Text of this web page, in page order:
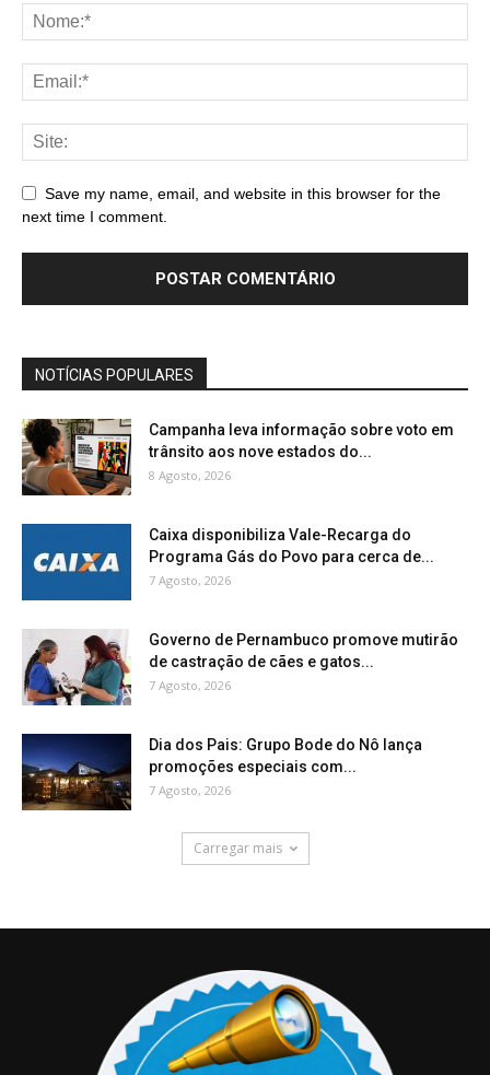
Save my name, email, and website in this browser for the
next time I comment.
NOTÍCIAS POPULARES
Campanha leva informação sobre voto em
trânsito aos nove estados do...
8 Agosto, 2026
Caixa disponibiliza Vale-Recarga do
Programa Gás do Povo para cerca de...
7 Agosto, 2026
Governo de Pernambuco promove mutirão
de castração de cães e gatos...
7 Agosto, 2026
Dia dos Pais: Grupo Bode do Nô lança
promoções especiais com...
7 Agosto, 2026
Carregar mais